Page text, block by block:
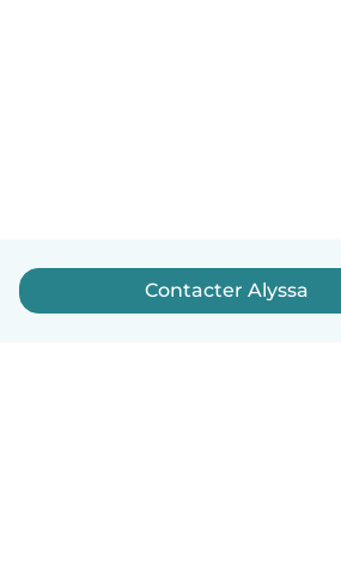
Contacter Alyssa